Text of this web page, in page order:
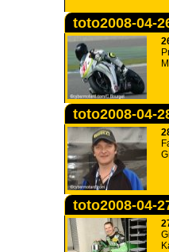
toto2008-04-
toto2008-04-
toto2008-04-